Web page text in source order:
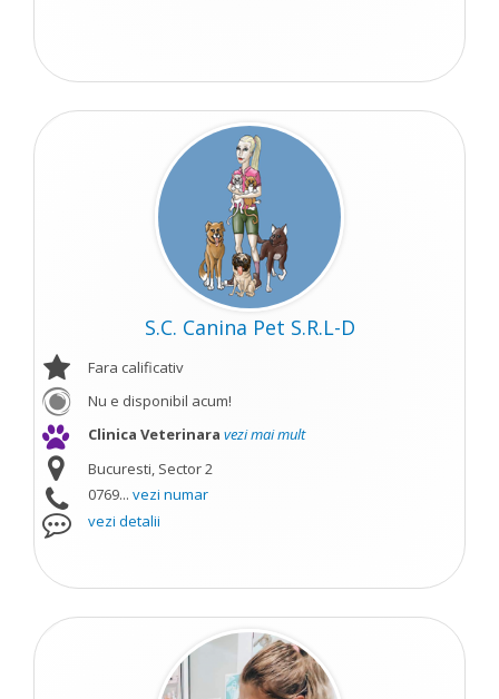
S.C. Canina Pet S.R.L-D
Fara calificativ
Nu e disponibil acum!
Clinica Veterinara vezi mai mult
Bucuresti, Sector 2
0769... vezi numar
vezi detalii